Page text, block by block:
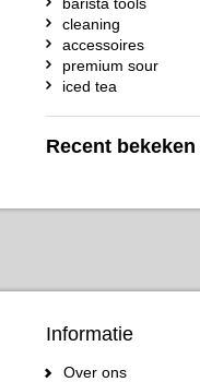
cleaning
accessoires
premium sour
iced tea
Recent bekeken
Informatie
Over ons